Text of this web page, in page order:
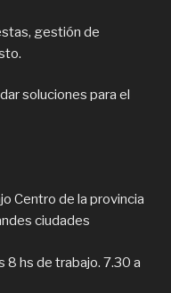
gestión de
soluciones para el
Centro de la provincia
ciudades
8 hs de trabajo. 7.30 a